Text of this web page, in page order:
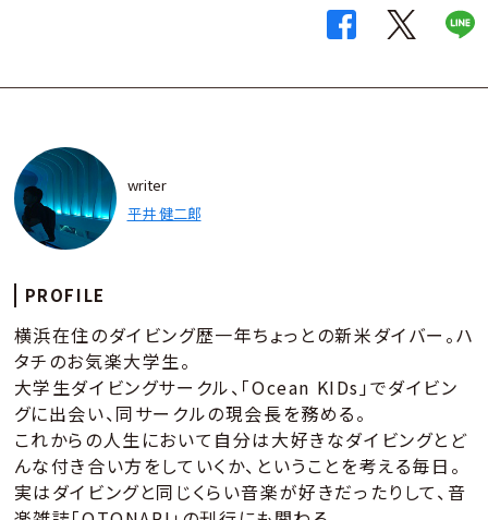
writer
平井 健二郎
PROFILE
横浜在住のダイビング歴一年ちょっとの新米ダイバー。ハ
タチのお気楽大学生。
大学生ダイビングサークル、「Ocean KIDs」でダイビン
グに出会い、同サークルの現会長を務める。
これからの人生において自分は大好きなダイビングとど
んな付き合い方をしていくか、ということを考える毎日。
実はダイビングと同じくらい音楽が好きだったりして、音